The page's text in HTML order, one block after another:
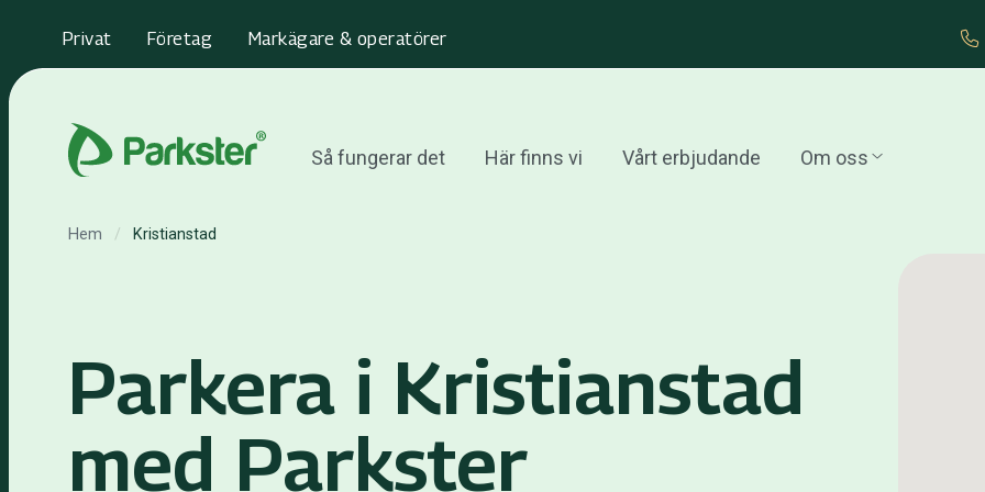
Privat Företag Markägare & operatörer
Så fungerar det Här finns vi Vårt erbjudande Om oss
Hem / Kristianstad
Parkera i Kristianstad
med Parkster